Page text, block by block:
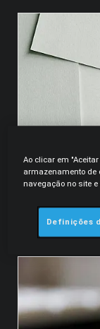
Legal Alert |
da
Ao clicar em
armazenamento de
navegação no site
Definições